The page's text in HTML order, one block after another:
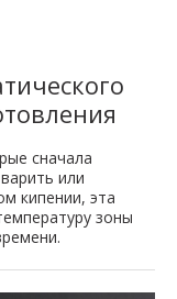
сначала
или
кипении, эта
зоны